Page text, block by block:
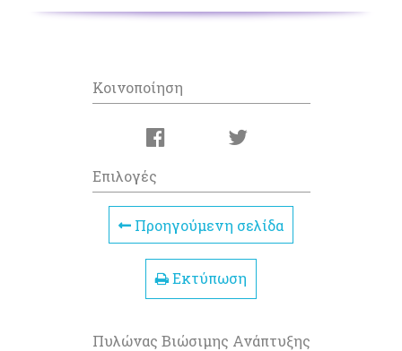
Κοινοποίηση
Επιλογές
Προηγούμενη σελίδα
Εκτύπωση
Πυλώνας Βιώσιμης Ανάπτυξης